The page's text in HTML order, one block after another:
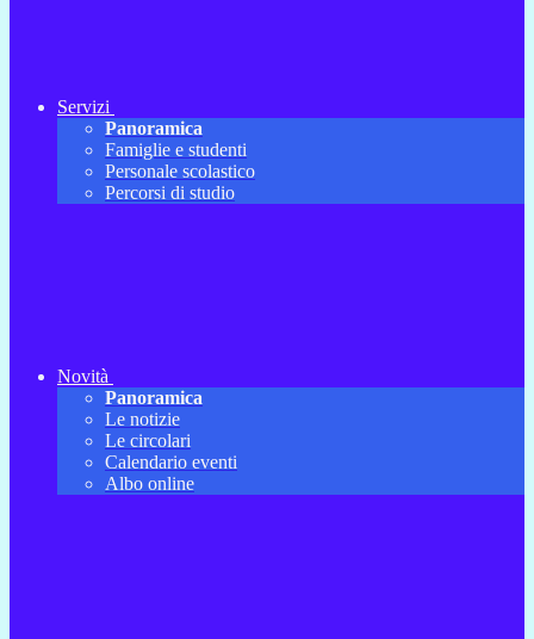
Servizi
Panoramica
Famiglie e studenti
Personale scolastico
Percorsi di studio
Novità
Panoramica
Le notizie
Le circolari
Calendario eventi
Albo online